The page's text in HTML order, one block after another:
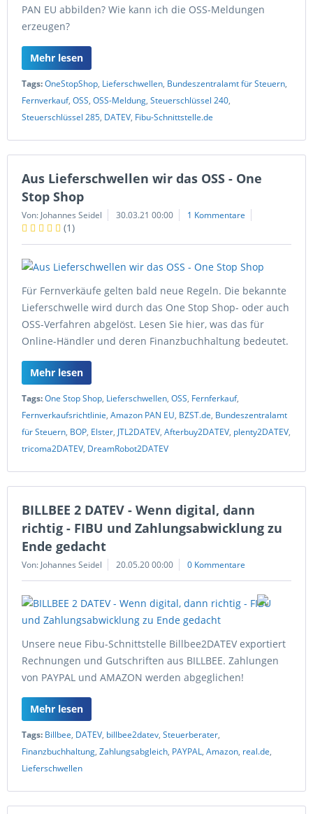
PAN EU abbilden? Wie kann ich die OSS-Meldungen
erzeugen?
Mehr lesen
Tags:OneStopShop, Lieferschwellen, Bundeszentralamt für Steuern,
Fernverkauf, OSS, OSS-Meldung, Steuerschlüssel 240,
Steuerschlüssel 285, DATEV, Fibu-Schnittstelle.de
Aus Lieferschwellen wir das OSS - One
Stop Shop
Von: Johannes Seidel 30.03.21 00:00 1 Kommentare
(1)
Für Fernverkäufe gelten bald neue Regeln. Die bekannte
Lieferschwelle wird durch das One Stop Shop- oder auch
OSS-Verfahren abgelöst. Lesen Sie hier, was das für
Online-Händler und deren Finanzbuchhaltung bedeutet.
Mehr lesen
Tags:One Stop Shop, Lieferschwellen, OSS, Fernferkauf,
Fernverkaufsrichtlinie, Amazon PAN EU, BZST.de, Bundeszentralamt
für Steuern, BOP, Elster, JTL2DATEV, Afterbuy2DATEV, plenty2DATEV,
tricoma2DATEV, DreamRobot2DATEV
BILLBEE 2 DATEV - Wenn digital, dann
richtig - FIBU und Zahlungsabwicklung zu
Ende gedacht
Von: Johannes Seidel 20.05.20 00:00 0 Kommentare
Unsere neue Fibu-Schnittstelle Billbee2DATEV exportiert
Rechnungen und Gutschriften aus BILLBEE. Zahlungen
von PAYPAL und AMAZON werden abgeglichen!
Mehr lesen
Tags: Billbee, DATEV, billbee2datev, Steuerberater,
Finanzbuchhaltung, Zahlungsabgleich, PAYPAL, Amazon, real.de,
Lieferschwellen